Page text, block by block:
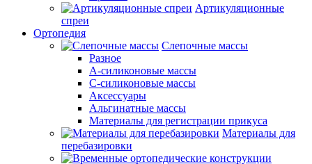
Артикуляционные
спреи
Ортопедия
Слепочные массы
Разное
А-силиконовые массы
С-силиконовые массы
Аксессуары
Альгинатные массы
Материалы для регистрации прикуса
Материалы для
перебазировки